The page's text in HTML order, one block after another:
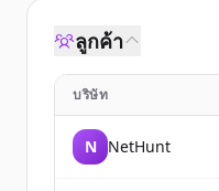
ลูกค้า
บริษัท
N NetHunt